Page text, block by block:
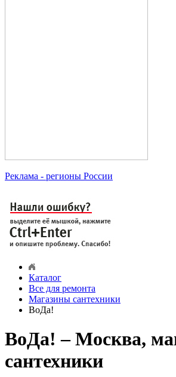
Реклама - регионы России
Каталог
Все для ремонта
Магазины сантехники
ВоДа!
ВоДа! – Москва,
сантехники